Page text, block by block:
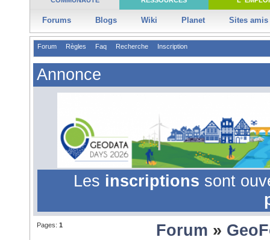
Forums Blogs Wiki Planet Sites amis
Forum Règles Faq Recherche Inscription
Annonce
Les inscriptions sont
Pages: 1 Forum »